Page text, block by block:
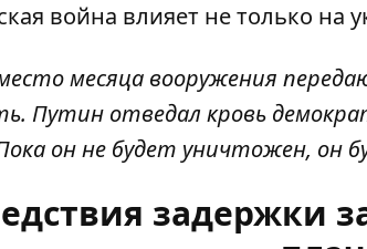
война влияет не только на
месяца вооружения
Путин отведал кровь
он не будет уничтожен, он
задержки